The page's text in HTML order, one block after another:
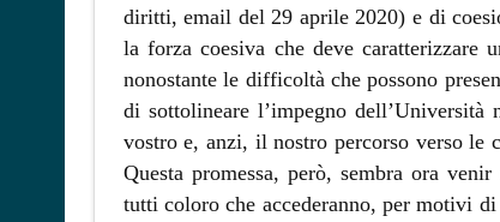
diritti, email del 29 aprile 2020) e di
la forza coesiva che deve
nonostante le difficoltà che possono
di sottolineare l’impegno dell’Università
vostro e, anzi, il nostro percorso verso le
Questa promessa, però, sembra ora
tutti coloro che accederanno, per motivi